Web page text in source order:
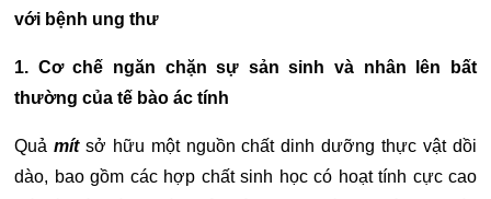
với bệnh ung thư
1. Cơ chế ngăn chặn sự sản sinh và nhân lên bất
thường của tế bào ác tính
Quả mítsở hữu một nguồn chất dinh dưỡng thực vật dồi
dào, bao gồm các hợp chất sinh học có hoạt tính cực cao